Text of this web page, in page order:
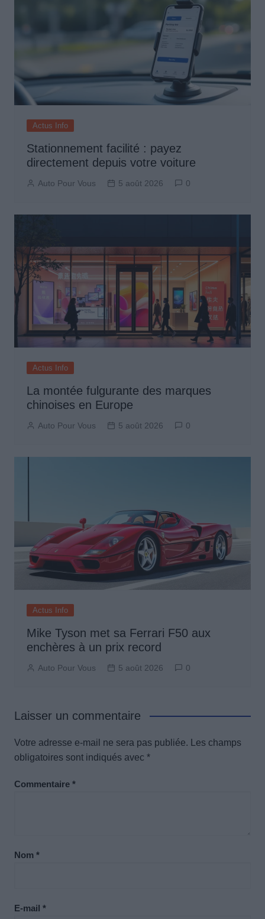
Actus Info
Stationnement facilité : payez
directement depuis votre voiture
Auto Pour Vous 5 août 2026 0
Actus Info
La montée fulgurante des marques
chinoises en Europe
Auto Pour Vous 5 août 2026 0
Actus Info
Mike Tyson met sa Ferrari F50 aux
enchères à un prix record
Auto Pour Vous 5 août 2026 0
Laisser un commentaire
Votre adresse e-mail ne sera pas publiée.
Les champs
obligatoires sont indiqués avec *
Commentaire *
Nom *
E-mail *